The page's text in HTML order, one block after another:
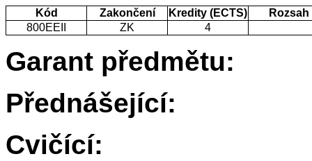
Kód Zakončení Kredity (ECTS)
Rozsah
800EEII
ZK 4
Garant předmětu:
Přednášející:
Cvičící: